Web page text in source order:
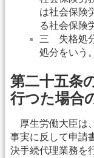
は社会保険
る社会保険
三 失格処
処分をいう
第二十五条
行つた場合
厚生労働大臣は
事実に反して申請
決手続代理業務を